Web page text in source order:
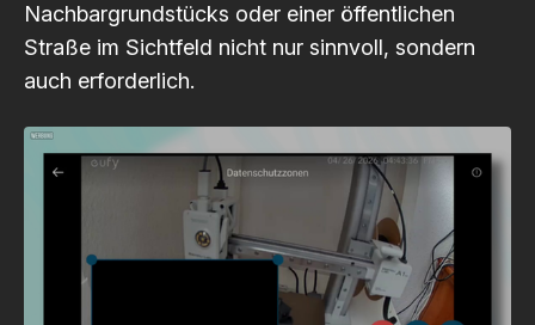
Nachbargrundstücks oder einer öffentlichen
Straße im Sichtfeld nicht nur sinnvoll, sondern
auch erforderlich.